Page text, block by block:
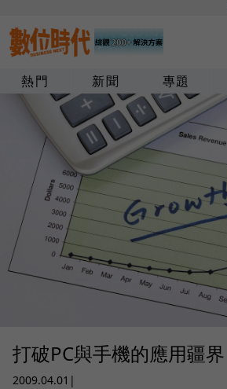
熱門 新聞 專題
打破PC與手機的應用疆界
2009.04.01 |